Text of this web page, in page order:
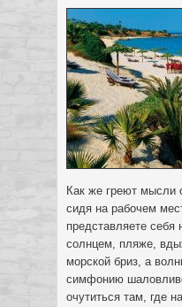
Как же греют мысли
сидя на рабочем
представляете себя
солнцем, пляже,
морской бриз, а
симфонию
очутиться там, где